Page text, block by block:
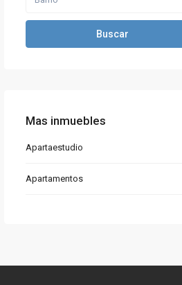
Buscar
Mas inmuebles
Apartaestudio
Apartamentos